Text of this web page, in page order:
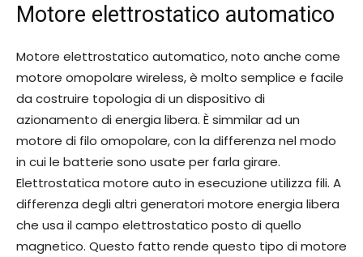
Motore elettrostatico automatico
Motore elettrostatico automatico, noto anche come
motore omopolare wireless, è molto semplice e facile
da costruire topologia di un dispositivo di
azionamento di energia libera. È simmilar ad un
motore di filo omopolare, con la differenza nel modo
in cui le batterie sono usate per farla girare.
Elettrostatica motore auto in esecuzione utilizza fili. A
differenza degli altri generatori motore energia libera
che usa il campo elettrostatico posto di quello
magnetico. Questo fatto rende questo tipo di motore